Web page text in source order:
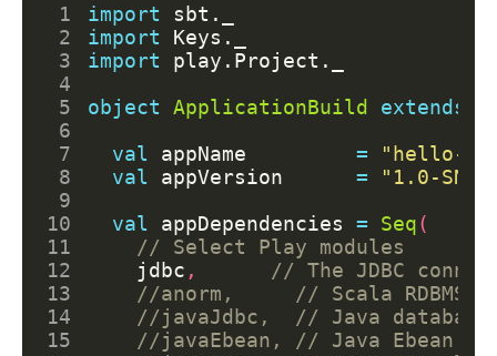
1 import
sbt._
2
import
Keys._
3
import
play.Project._
4
5
object ApplicationBuild extends
6
7
val appName =
"hello-
8
val appVersion =
"1.0-
9
10
val appDependencies = Seq(
11
12
jdbc ,
13
14
15